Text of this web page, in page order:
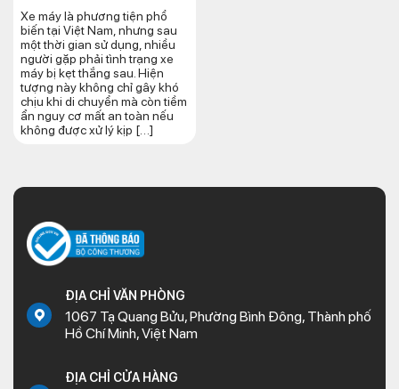
Xe máy là phương tiện phổ
biến tại Việt Nam, nhưng sau
một thời gian sử dụng, nhiều
người gặp phải tình trạng xe
máy bị kẹt thắng sau. Hiện
tượng này không chỉ gây khó
chịu khi di chuyển mà còn tiềm
ẩn nguy cơ mất an toàn nếu
không được xử lý kịp […]
ĐỊA CHỈ VĂN PHÒNG
1067 Tạ Quang Bửu, Phường Bình Đông, Thành phố
Hồ Chí Minh, Việt Nam
ĐỊA CHỈ CỬA HÀNG